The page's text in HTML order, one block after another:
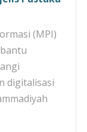
(MPI)
digitalisasi